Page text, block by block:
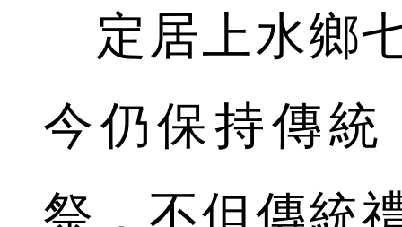
定居上水鄉
今仍保持傳
祭，不但傳統